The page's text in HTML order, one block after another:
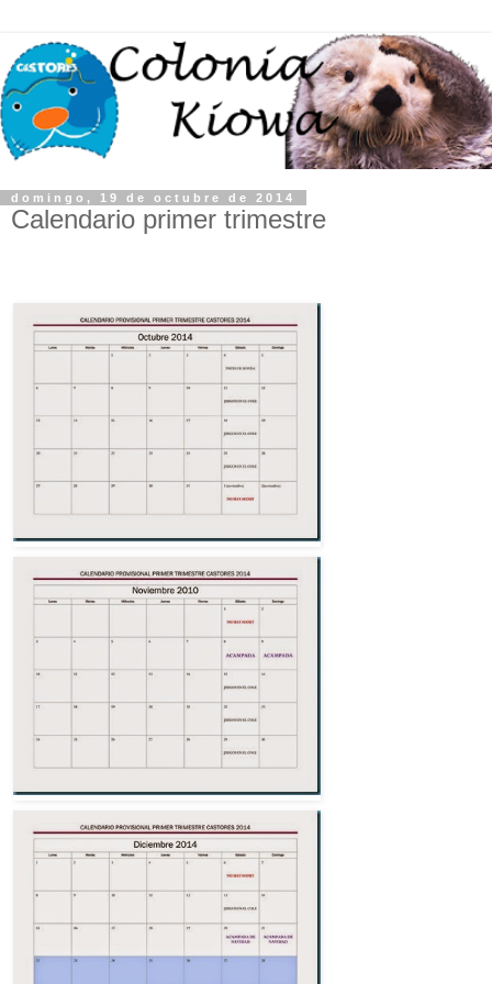
domingo, 19 de octubre de 2014
Calendario primer trimestre